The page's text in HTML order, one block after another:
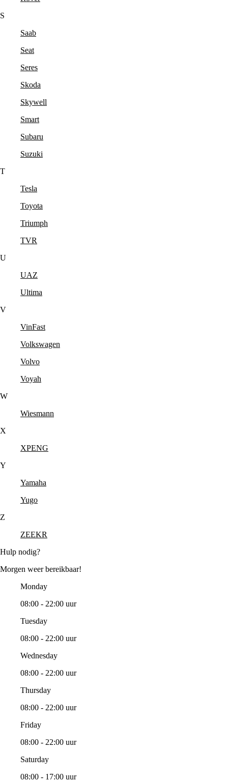
S
Saab
Seat
Seres
Skoda
Skywell
Smart
Subaru
Suzuki
T
Tesla
Toyota
Triumph
TVR
U
UAZ
Ultima
V
VinFast
Volkswagen
Volvo
Voyah
W
Wiesmann
X
XPENG
Y
Yamaha
Yugo
Z
ZEEKR
Hulp nodig?
Morgen weer bereikbaar!
Monday
08:00 - 22:00 uur
Tuesday
08:00 - 22:00 uur
Wednesday
08:00 - 22:00 uur
Thursday
08:00 - 22:00 uur
Friday
08:00 - 22:00 uur
Saturday
08:00 - 17:00 uur